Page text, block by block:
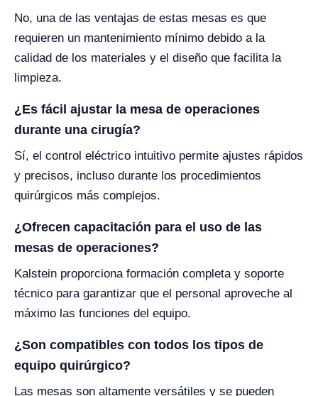
No, una de las ventajas de estas mesas es que
requieren un mantenimiento mínimo debido a la
calidad de los materiales y el diseño que facilita la
limpieza.
¿Es fácil ajustar la mesa de operaciones
durante una cirugía?
Sí, el control eléctrico intuitivo permite ajustes rápidos
y precisos, incluso durante los procedimientos
quirúrgicos más complejos.
¿Ofrecen capacitación para el uso de las
mesas de operaciones?
Kalstein proporciona formación completa y soporte
técnico para garantizar que el personal aproveche al
máximo las funciones del equipo.
¿Son compatibles con todos los tipos de
equipo quirúrgico?
Las mesas son altamente versátiles y se pueden